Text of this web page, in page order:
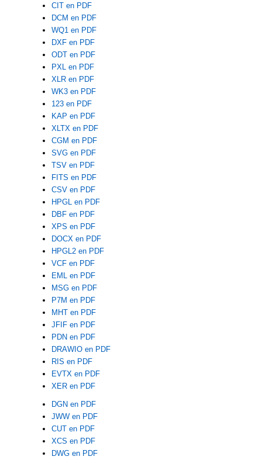
CIT en PDF
DCM en PDF
WQ1 en PDF
DXF en PDF
ODT en PDF
PXL en PDF
XLR en PDF
WK3 en PDF
123 en PDF
KAP en PDF
XLTX en PDF
CGM en PDF
SVG en PDF
TSV en PDF
FITS en PDF
CSV en PDF
HPGL en PDF
DBF en PDF
XPS en PDF
DOCX en PDF
HPGL2 en PDF
VCF en PDF
EML en PDF
MSG en PDF
P7M en PDF
MHT en PDF
JFIF en PDF
PDN en PDF
DRAWIO en PDF
RIS en PDF
EVTX en PDF
XER en PDF
DGN en PDF
JWW en PDF
CUT en PDF
XCS en PDF
DWG en PDF